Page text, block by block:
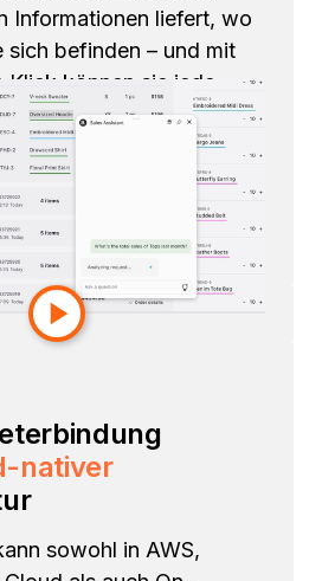
Informationen liefert, wo
sich befinden – und mit
Klick können sie jede
Sprache stellen und
zu
nativer
sowohl in AWS,